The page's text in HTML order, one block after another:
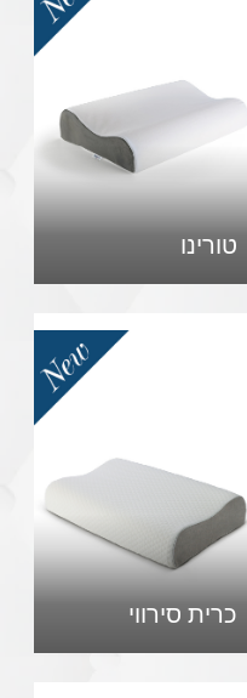
טורינו
כרית סירווי